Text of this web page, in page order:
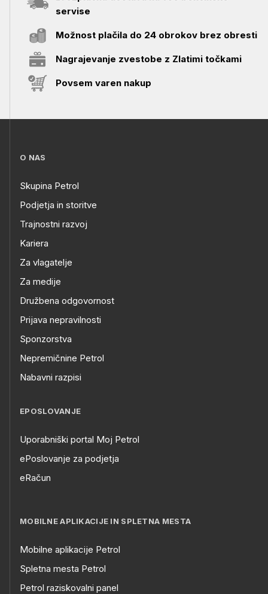
servise
Možnost plačila do 24 obrokov brez obresti
Nagrajevanje zvestobe z Zlatimi točkami
Povsem varen nakup
O NAS
Skupina Petrol
Podjetja in storitve
Trajnostni razvoj
Kariera
Za vlagatelje
Za medije
Družbena odgovornost
Prijava nepravilnosti
Sponzorstva
Nepremičnine Petrol
Nabavni razpisi
EPOSLOVANJE
Uporabniški portal Moj Petrol
ePoslovanje za podjetja
eRačun
MOBILNE APLIKACIJE IN SPLETNA MESTA
Mobilne aplikacije Petrol
Spletna mesta Petrol
Petrol raziskovalni panel